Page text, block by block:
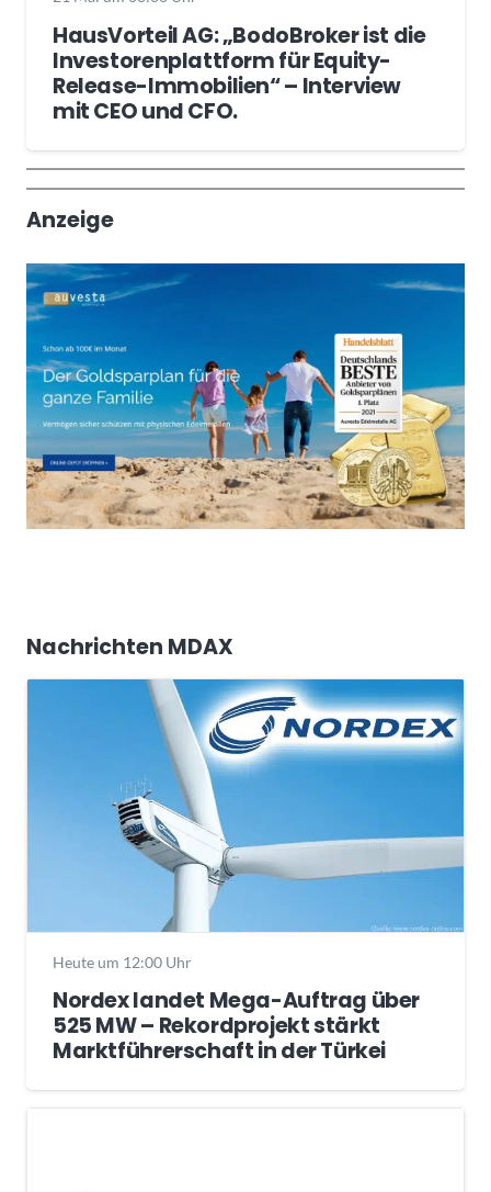
HausVorteil AG: „BodoBroker ist die
Investorenplattform für Equity-
Release-Immobilien“ – Interview
mit CEO und CFO.
Wochenrückblick
Trendthemen
Anzeige
Nachrichten MDAX
Heute um 12:00 Uhr
Nordex landet Mega-Auftrag über
525 MW – Rekordprojekt stärkt
Marktführerschaft in der Türkei